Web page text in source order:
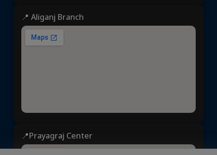
📍 Aliganj Branch
📍Prayagraj Center